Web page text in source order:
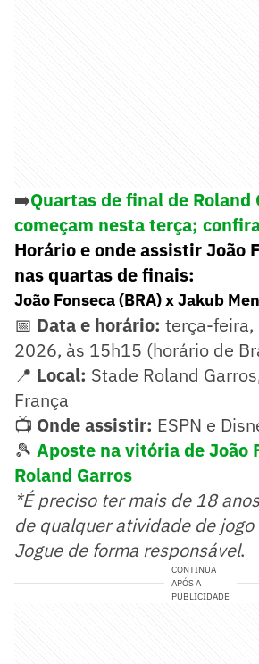
➡️Quartas de final de Roland
começam nesta terça;
Horário e onde assistir João
nas quartas de finais:
João Fonseca (BRA) x Jakub
📅 Data e horário: terça-feira,
2026, às 15h15 (horário de
📍 Local: Stade Roland
França
📺 Onde assistir: ESPN e
🎾 Aposte na vitória de João
Roland Garros
*É preciso ter mais de 18
de qualquer atividade de
Jogue de forma responsável.
CONTINUA
APÓS A
PUBLICIDADE